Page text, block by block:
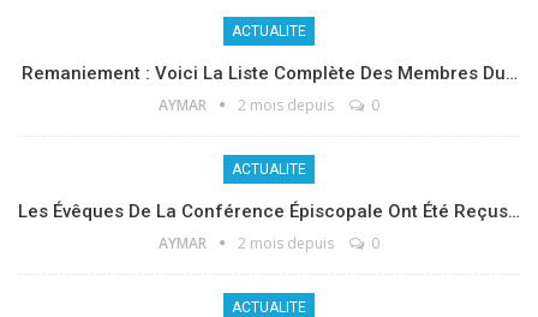
ACTUALITE
Remaniement : Voici La Liste Complète Des Membres Du…
AYMAR 2 mois depuis 0
ACTUALITE
Les Évêques De La Conférence Épiscopale Ont Été Reçus…
AYMAR 2 mois depuis 0
ACTUALITE